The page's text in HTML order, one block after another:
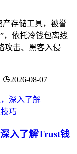
产存储工具，被誉
，依托冷钱包离线
攻击、黑客入侵
2026-08-07
入了解Trust钱